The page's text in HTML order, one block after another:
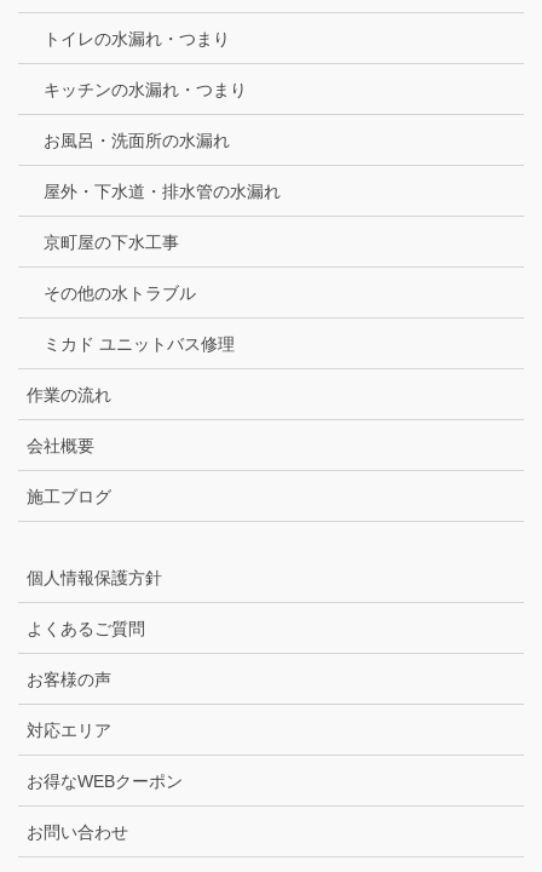
トイレの水漏れ・つまり
キッチンの水漏れ・つまり
お風呂・洗面所の水漏れ
屋外・下水道・排水管の水漏れ
京町屋の下水工事
その他の水トラブル
ミカド ユニットバス修理
作業の流れ
会社概要
施工ブログ
個人情報保護方針
よくあるご質問
お客様の声
対応エリア
お得なWEBクーポン
お問い合わせ